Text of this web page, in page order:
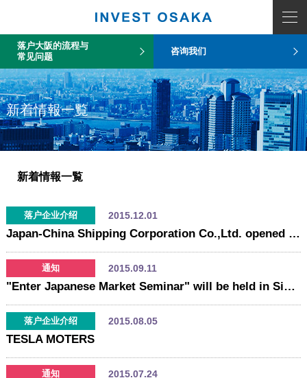
落户大阪的流程与
常见问题
咨询我们
新着情報一覧
新着情報一覧
落户企业介绍 2015.12.01
Japan-China Shipping Corporation Co.,Ltd. opened new Sales Office in Osaka
通知 2015.09.11
"Enter Japanese Market Seminar" will be held in Singapore on October d1, 2015
落户企业介绍 2015.08.05
TESLA MOTERS
通知 2015.07.24